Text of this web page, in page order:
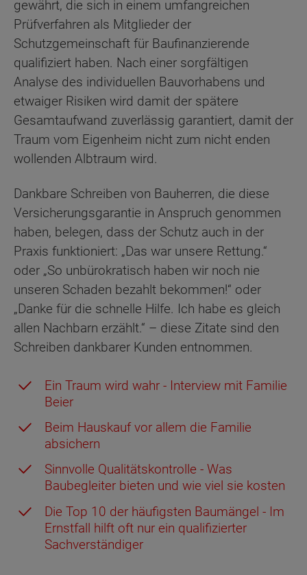
gewährt, die sich in einem umfangreichen
Prüfverfahren als Mitglieder der
Schutzgemeinschaft für Baufinanzierende
qualifiziert haben. Nach einer sorgfältigen
Analyse des individuellen Bauvorhabens und
etwaiger Risiken wird damit der spätere
Gesamtaufwand zuverlässig garantiert, damit der
Traum vom Eigenheim nicht zum nicht enden
wollenden Albtraum wird.
Dankbare Schreiben von Bauherren, die diese
Versicherungsgarantie in Anspruch genommen
haben, belegen, dass der Schutz auch in der
Praxis funktioniert: „Das war unsere Rettung.“
oder „So unbürokratisch haben wir noch nie
unseren Schaden bezahlt bekommen!“ oder
„Danke für die schnelle Hilfe. Ich habe es gleich
allen Nachbarn erzählt.“ – diese Zitate sind den
Schreiben dankbarer Kunden entnommen.
Ein Traum wird wahr - Interview mit Familie
Beier
Beim Hauskauf vor allem die Familie
absichern
Sinnvolle Qualitätskontrolle - Was
Baubegleiter bieten und wie viel sie kosten
Die Top 10 der häufigsten Baumängel - Im
Ernstfall hilft oft nur ein qualifizierter
Sachverständiger